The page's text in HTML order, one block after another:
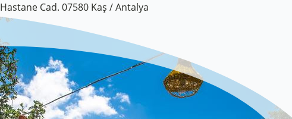
Hastane Cad. 07580 Kaş / Antalya